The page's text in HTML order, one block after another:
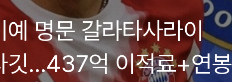
명문 갈라타사라이
깃…437억 이적료+연봉